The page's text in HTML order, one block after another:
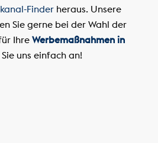
Finderheraus. Unsere
Sie gerne bei der Wahl der
IhreWerbemaßnahmen in
uns einfach an!